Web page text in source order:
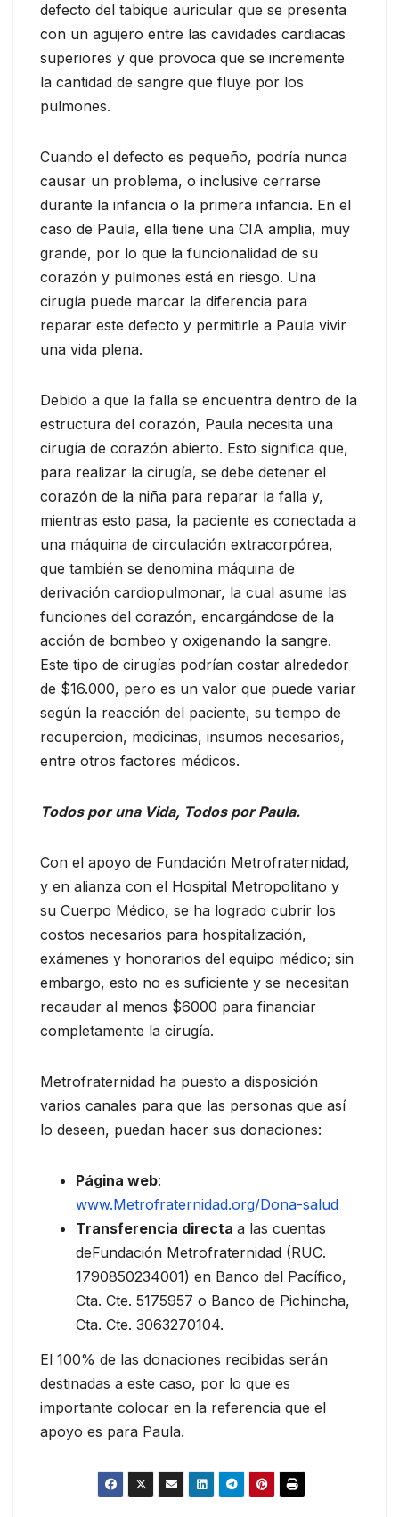
defecto del tabique auricular que se presenta
con un agujero entre las cavidades cardiacas
superiores y que provoca que se incremente
la cantidad de sangre que fluye por los
pulmones.
Cuando el defecto es pequeño, podría nunca
causar un problema, o inclusive cerrarse
durante la infancia o la primera infancia. En el
caso de Paula, ella tiene una CIA amplia, muy
grande, por lo que la funcionalidad de su
corazón y pulmones está en riesgo. Una
cirugía puede marcar la diferencia para
reparar este defecto y permitirle a Paula vivir
una vida plena.
Debido a que la falla se encuentra dentro de la
estructura del corazón, Paula necesita una
cirugía de corazón abierto. Esto significa que,
para realizar la cirugía, se debe detener el
corazón de la niña para reparar la falla y,
mientras esto pasa, la paciente es conectada a
una máquina de circulación extracorpórea,
que también se denomina máquina de
derivación cardiopulmonar, la cual asume las
funciones del corazón, encargándose de la
acción de bombeo y oxigenando la sangre.
Este tipo de cirugías podrían costar alrededor
de $16.000, pero es un valor que puede variar
según la reacción del paciente, su tiempo de
recupercion, medicinas, insumos necesarios,
entre otros factores médicos.
Todos por una Vida, Todos por Paula.
Con el apoyo de Fundación Metrofraternidad,
y en alianza con el Hospital Metropolitano y
su Cuerpo Médico, se ha logrado cubrir los
costos necesarios para hospitalización,
exámenes y honorarios del equipo médico; sin
embargo, esto no es suficiente y se necesitan
recaudar al menos $6000 para financiar
completamente la cirugía.
Metrofraternidad ha puesto a disposición
varios canales para que las personas que así
lo deseen, puedan hacer sus donaciones:
Página web:
www.Metrofraternidad.org/Dona-salud
Transferencia directa a las cuentas
deFundación Metrofraternidad (RUC.
1790850234001) en Banco del Pacífico,
Cta. Cte. 5175957 o Banco de Pichincha,
Cta. Cte. 3063270104.
El 100% de las donaciones recibidas serán
destinadas a este caso, por lo que es
importante colocar en la referencia que el
apoyo es para Paula.